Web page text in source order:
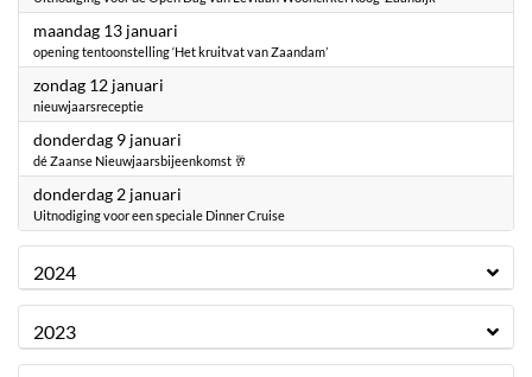
maandag 13 januari
opening tentoonstelling ‘Het kruitvat van Zaandam’
zondag 12 januari
nieuwjaarsreceptie
donderdag 9 januari
dé Zaanse Nieuwjaarsbijeenkomst 🥂
donderdag 2 januari
Uitnodiging voor een speciale Dinner Cruise
2024
2023